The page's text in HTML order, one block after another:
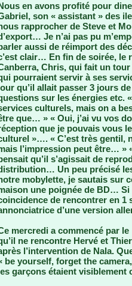
en avons profité pour
son « assistant » des
rapprocher de Steve et
Je n’ai pas pu
aussi de réimport des
clair… En fin de soirée, le
Chris, qui fait un
pourraient servir à ses
qu’il allait passer 3 jours
sur les énergies etc.
culturels, mais on a
que… » « Oui, j’ai vu vos
que je pouvais vous
»…. « C’est très gentil,
l’impression peut être… »
qu’il s’agissait de
Un peu précisé
mobylette, je sautais sur
une poignée de BD… Si
de rencontrer en 1
d’une version
mercredi a commencé par
ne rencontre Hervé et
l’intervention de Nala.
be yourself, forget the
garçons étaient visiblement